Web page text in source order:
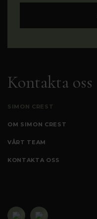
Kontakta oss
SIMON CREST
OM SIMON CREST
VÅRT TEAM
KONTAKTA OSS